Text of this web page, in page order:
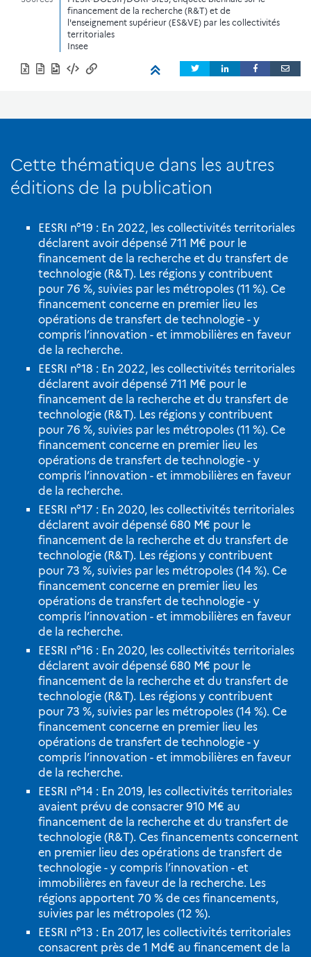
financement de la recherche (R&T) et de
l'enseignement supérieur (ES&VE) par les collectivités
territoriales
Insee
Cette thématique dans les autres
éditions de la publication
EESRI n°19 : En 2022, les collectivités territoriales
déclarent avoir dépensé 711 M€ pour le
financement de la recherche et du transfert de
technologie (R&T). Les régions y contribuent
pour 76 %, suivies par les métropoles (11 %). Ce
financement concerne en premier lieu les
opérations de transfert de technologie - y
compris l’innovation - et immobilières en faveur
de la recherche.
EESRI n°18 : En 2022, les collectivités territoriales
déclarent avoir dépensé 711 M€ pour le
financement de la recherche et du transfert de
technologie (R&T). Les régions y contribuent
pour 76 %, suivies par les métropoles (11 %). Ce
financement concerne en premier lieu les
opérations de transfert de technologie - y
compris l’innovation - et immobilières en faveur
de la recherche.
EESRI n°17 : En 2020, les collectivités territoriales
déclarent avoir dépensé 680 M€ pour le
financement de la recherche et du transfert de
technologie (R&T). Les régions y contribuent
pour 73 %, suivies par les métropoles (14 %). Ce
financement concerne en premier lieu les
opérations de transfert de technologie - y
compris l’innovation - et immobilières en faveur
de la recherche.
EESRI n°16 : En 2020, les collectivités territoriales
déclarent avoir dépensé 680 M€ pour le
financement de la recherche et du transfert de
technologie (R&T). Les régions y contribuent
pour 73 %, suivies par les métropoles (14 %). Ce
financement concerne en premier lieu les
opérations de transfert de technologie - y
compris l’innovation - et immobilières en faveur
de la recherche.
EESRI n°14 : En 2019, les collectivités territoriales
avaient prévu de consacrer 910 M€ au
financement de la recherche et du transfert de
technologie (R&T). Ces financements concernent
en premier lieu des opérations de transfert de
technologie - y compris l’innovation - et
immobilières en faveur de la recherche. Les
régions apportent 70 % de ces financements,
suivies par les métropoles (12 %).
EESRI n°13 : En 2017, les collectivités territoriales
consacrent près de 1 Md€ au financement de la